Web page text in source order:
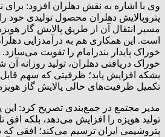
وی با اشاره به نقش دهلران افزود:
پتروپالایش دهلران محصول تولیدی خود
مسیر انتقال آن از طریق پالایش گاز
است. این همکاری هم به درآمدزایی
خوراک پایدار بندرامام را تقویت می‌سازد.
بشکه افزایش یابد؛ ظرفیتی که سهم
تکمیل ظرفیت‌های خالی پالایش گاز
مدیر مجتمع در جمع‌بندی تصریح کرد: این
تولید هویزه را افزایش می‌دهد، بلکه
پتروشیمی ایران ترسیم می‌کند؛ افقی